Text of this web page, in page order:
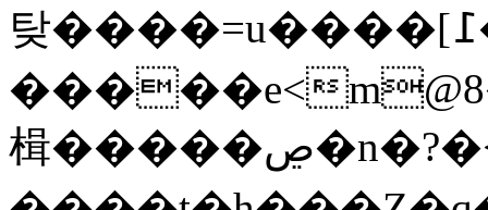
탖����=u����[߁���ˁ f�
�����e<
楫�����ڝ�n�?�<���=�+�